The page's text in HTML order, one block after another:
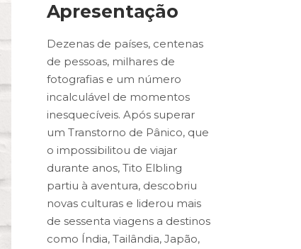
Apresentação
Dezenas de países, centenas
de pessoas, milhares de
fotografias e um número
incalculável de momentos
inesquecíveis. Após superar
um Transtorno de Pânico, que
o impossibilitou de viajar
durante anos, Tito Elbling
partiu à aventura, descobriu
novas culturas e liderou mais
de sessenta viagens a destinos
como Índia, Tailândia, Japão,